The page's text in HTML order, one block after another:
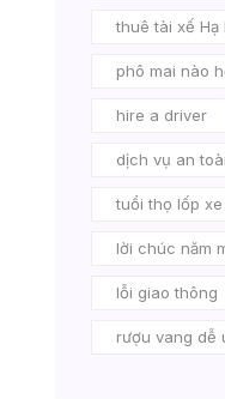
thuê tài xế Hạ
phô mai nào
hire a driver
dịch vụ an
tuổi thọ lốp xe
lời chúc năm
lỗi giao thông
rượu vang dễ